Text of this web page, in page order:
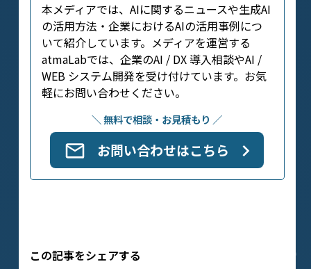
本メディアでは、AIに関するニュースや生成AI
の活用方法・企業におけるAIの活用事例につ
いて紹介しています。メディアを運営する
atmaLabでは、企業のAI / DX 導入相談やAI /
WEB システム開発を受け付けています。お気
軽にお問い合わせください。
＼ 無料で相談・お見積もり ／
お問い合わせはこちら
この記事をシェアする